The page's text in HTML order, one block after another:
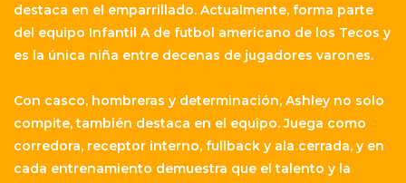
destaca en el emparrillado. Actualmente, forma parte
del equipo Infantil A de futbol americano de los Tecos y
es la única niña entre decenas de jugadores varones.
Con casco, hombreras y determinación, Ashley no solo
compite, también destaca en el equipo. Juega como
corredora, receptor interno, fullback y ala cerrada, y en
cada entrenamiento demuestra que el talento y la